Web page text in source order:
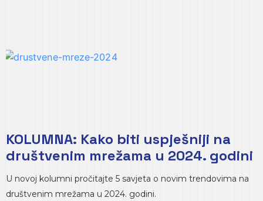
KOLUMNA: Kako biti uspješniji na
društvenim mrežama u 2024. godini
U novoj kolumni pročitajte 5 savjeta o novim trendovima na
društvenim mrežama u 2024. godini.